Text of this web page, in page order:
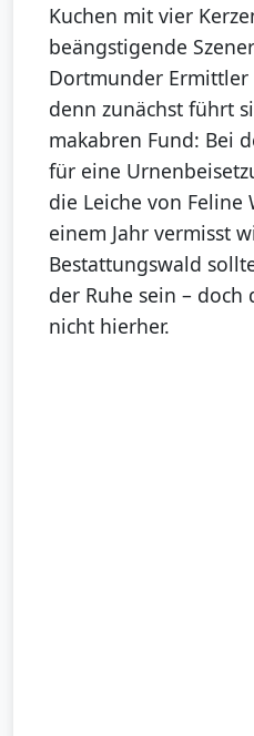
Kuchen mit vier
beängstigende
Dortmunder
denn zunächst führt
makabren Fund: Bei
für eine
die Leiche von Feline
einem Jahr vermisst
Bestattungswald
der Ruhe sein – doch
nicht hierher.